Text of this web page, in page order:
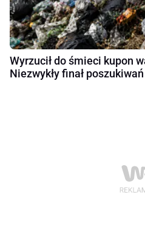
Wyrzucił do śmieci kupon
Niezwykły finał